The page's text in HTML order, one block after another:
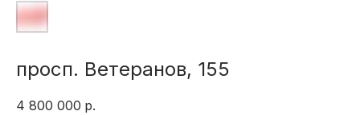
просп. Ветеранов, 155
4 800 000 р.